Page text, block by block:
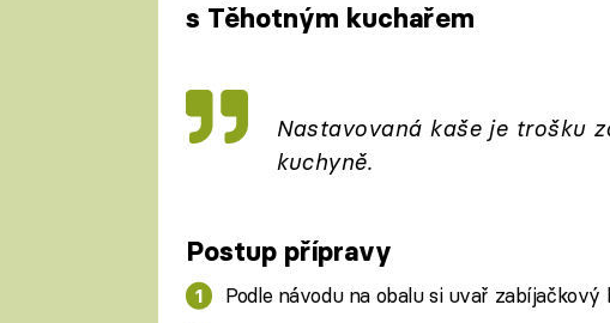
s Těhotným kuchařem
Nastavovaná kaše je trošku
kuchyně.
Postup přípravy
Podle návodu na obalu si uvař zabíjačkový